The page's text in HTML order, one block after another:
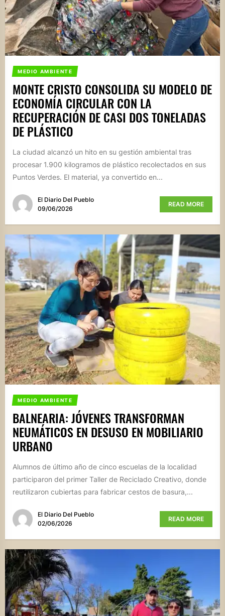
MEDIO AMBIENTE
MONTE CRISTO CONSOLIDA SU MODELO DE
ECONOMÍA CIRCULAR CON LA
RECUPERACIÓN DE CASI DOS TONELADAS
DE PLÁSTICO
La ciudad alcanzó un hito en su gestión ambiental tras
procesar 1.900 kilogramos de plástico recolectados en sus
Puntos Verdes. El material, ya convertido en...
El Diario Del Pueblo
09/06/2026
READ MORE
MEDIO AMBIENTE
BALNEARIA: JÓVENES TRANSFORMAN
NEUMÁTICOS EN DESUSO EN MOBILIARIO
URBANO
Alumnos de último año de cinco escuelas de la localidad
participaron del primer Taller de Reciclado Creativo, donde
reutilizaron cubiertas para fabricar cestos de basura,...
El Diario Del Pueblo
02/06/2026
READ MORE